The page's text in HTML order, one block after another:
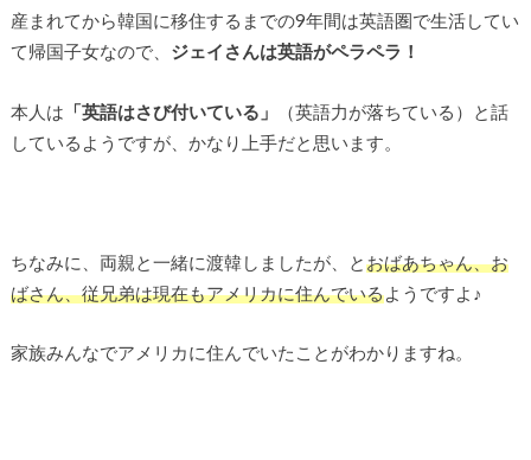
産まれてから韓国に移住するまでの9年間は英語圏で生活してい
て帰国子女なので、 ジェイさんは英語がペラペラ！
本人は 「英語はさび付いている」
（英語力が落ちている）と話
しているようですが、かなり上手だと思います。
ちなみに、両親と一緒に渡韓しましたが、とおばあちゃん、お
ばさん、従兄弟は現在もアメリカに住んでいるようですよ♪
家族みんなでアメリカに住んでいたことがわかりますね。